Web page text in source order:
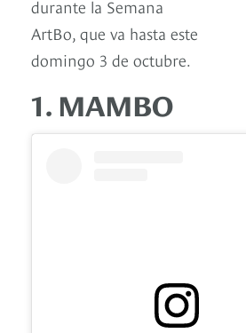
durante la Semana
ArtBo, que va hasta este
domingo 3 de octubre.
1. MAMBO